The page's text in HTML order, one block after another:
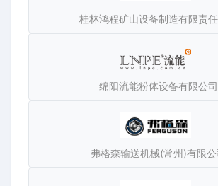
供选矿厂设计、选矿工艺流程的设计和选矿
手段，高素质的科技人才队伍，优质的跟踪
多年被评为“文明企业”“质量达标企业”“重合
我公司产品先后多次荣获省优、市优。数万
二十多个省、市、自治区，并远销国外十几
每一台产品负责，对每一位用户负责的质量
桂林鸿程矿山设备制造有限责
绵阳流能粉体设备有限公司
弗格森输送机械(常州)有限公